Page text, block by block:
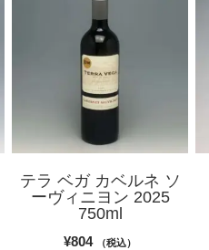
テラ ベガ カベルネ ソ
ーヴィニヨン 2025
750ml
¥804 （税込）